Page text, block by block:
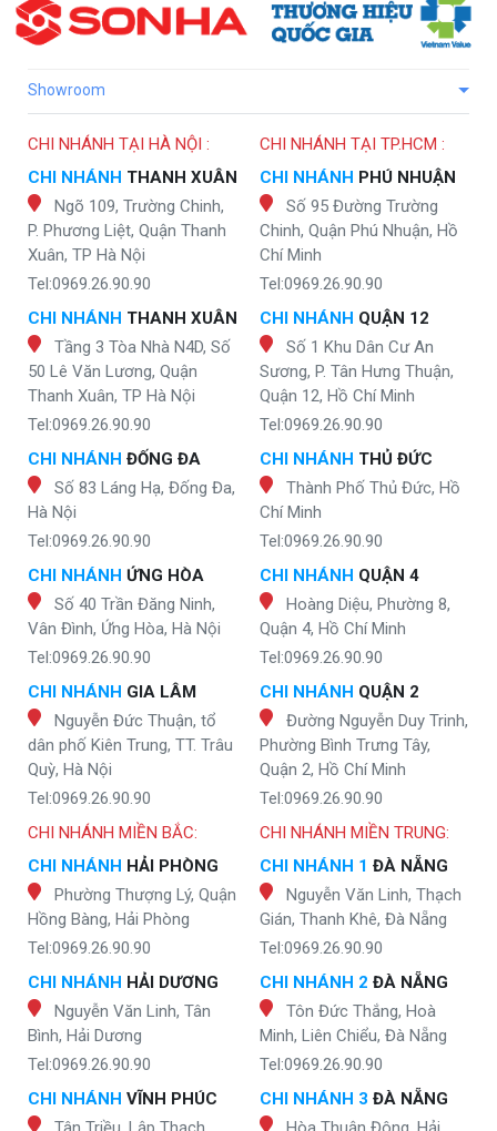
Showroom
CHI NHÁNH TẠI HÀ NỘI :
CHI NHÁNH THANH XUÂN
Ngõ 109, Trường Chinh,
P. Phương Liệt, Quận Thanh
Xuân, TP Hà Nội
Tel:0969.26.90.90
CHI NHÁNH THANH XUÂN
Tầng 3 Tòa Nhà N4D, Số
50 Lê Văn Lương, Quận
Thanh Xuân, TP Hà Nội
Tel:0969.26.90.90
CHI NHÁNH ĐỐNG ĐA
Số 83 Láng Hạ, Đống Đa,
Hà Nội
Tel:0969.26.90.90
CHI NHÁNH ỨNG HÒA
Số 40 Trần Đăng Ninh,
Vân Đình, Ứng Hòa, Hà Nội
Tel:0969.26.90.90
CHI NHÁNH GIA LÂM
Nguyễn Đức Thuận, tổ
dân phố Kiên Trung, TT. Trâu
Quỳ, Hà Nội
Tel:0969.26.90.90
CHI NHÁNH TẠI TP.HCM :
CHI NHÁNH PHÚ NHUẬN
Số 95 Đường Trường
Chinh, Quận Phú Nhuận, Hồ
Chí Minh
Tel:0969.26.90.90
CHI NHÁNH QUẬN 12
Số 1 Khu Dân Cư An
Sương, P. Tân Hưng Thuận,
Quận 12, Hồ Chí Minh
Tel:0969.26.90.90
CHI NHÁNH THỦ ĐỨC
Thành Phố Thủ Đức, Hồ
Chí Minh
Tel:0969.26.90.90
CHI NHÁNH QUẬN 4
Hoàng Diệu, Phường 8,
Quận 4, Hồ Chí Minh
Tel:0969.26.90.90
CHI NHÁNH QUẬN 2
Đường Nguyễn Duy Trinh,
Phường Bình Trưng Tây,
Quận 2, Hồ Chí Minh
Tel:0969.26.90.90
CHI NHÁNH MIỀN BẮC:
CHI NHÁNH HẢI PHÒNG
Phường Thượng Lý, Quận
Hồng Bàng, Hải Phòng
Tel:0969.26.90.90
CHI NHÁNH HẢI DƯƠNG
Nguyễn Văn Linh, Tân
Bình, Hải Dương
Tel:0969.26.90.90
CHI NHÁNH VĨNH PHÚC
CHI NHÁNH MIỀN TRUNG:
CHI NHÁNH 1 ĐÀ NẴNG
Nguyễn Văn Linh, Thạch
Gián, Thanh Khê, Đà Nẵng
Tel:0969.26.90.90
CHI NHÁNH 2 ĐÀ NẴNG
Tôn Đức Thắng, Hoà
Minh, Liên Chiểu, Đà Nẵng
Tel:0969.26.90.90
CHI NHÁNH 3 ĐÀ NẴNG